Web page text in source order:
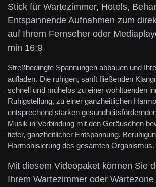
Stick für Wartezimmer, Hotels,
Entspannende Aufnahmen zum
auf Ihrem Fernseher oder
min 16:9
Streßbedingte Spannungen abbauen und
aufladen. Die ruhigen, sanft fließenden
schnell und mühelos zu einer wohltuenden
Ruhigstellung, zu einer ganzheitlichen
entsprechend starken
Musik in Verbindung mit den Geräuschen
tiefer, ganzheitlicher Entspannung.
Harmonisierung des gesamten Organismus.
Mit diesem Videopaket können Sie
Ihrem Wartezimmer oder